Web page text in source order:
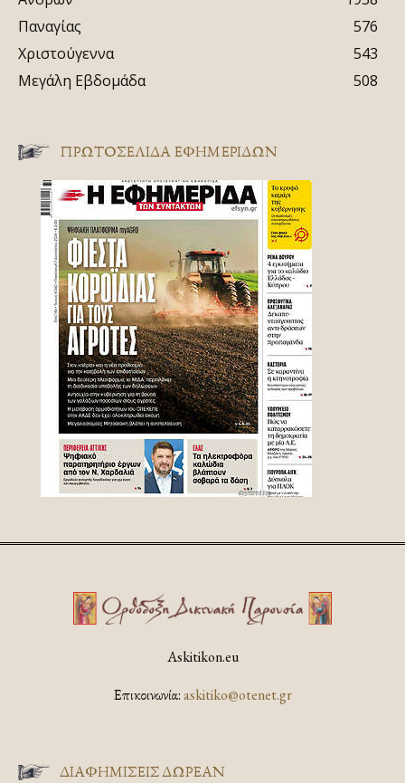
Παναγίας
576
Χριστούγεννα
543
Μεγάλη Εβδομάδα
508
ΠΡΩΤΟΣΈΛΙΔΑ ΕΦΗΜΕΡΊΔΩΝ
Askitikon.eu
Επικοινωνία:askitiko@otenet.gr
ΔΙΑΦΗΜΊΣΕΙΣ ΔΩΡΕΆΝ